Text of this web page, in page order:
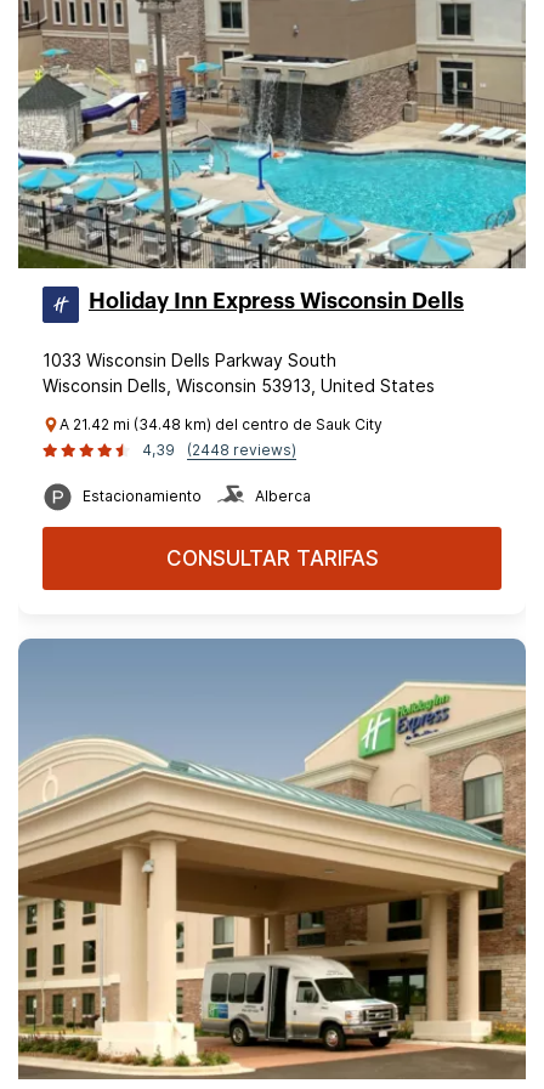
Holiday Inn Express Wisconsin Dells
1033 Wisconsin Dells Parkway South
Wisconsin Dells, Wisconsin 53913, United States
A 21.42 mi (34.48 km) del centro de Sauk City
4,39
(2448 reviews)
Estacionamiento Alberca
CONSULTAR TARIFAS